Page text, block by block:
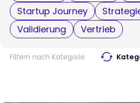
Startup Journey
Validierung
Vertrieb
Filtern nach Kategorie